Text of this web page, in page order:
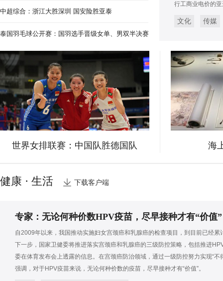
行工商业电价的
文化 传媒
中超综合：浙江大胜深圳 国安险胜亚泰
泰国羽毛球公开赛：国羽选手晋级女单、男双半决赛
世界女排联赛：中国队胜德国队 海
健康 · 生活 下载客户端
专家：无论何种价数HPV疫苗，尽早接种才有“价值”
自2009年以来，我国推动实施妇女宫颈癌和乳腺癌的检查项目，到目前已经
下一步，国家卫健委将推进落实宫颈癌和乳腺癌的三级防控策略，包括推进
委在体育发布会上透露的信息。在宫颈癌防治领域，通过一级防控努力实现“不
强调，对于HPV疫苗来说，无论何种价数的疫苗，尽早接种才有“价值”。